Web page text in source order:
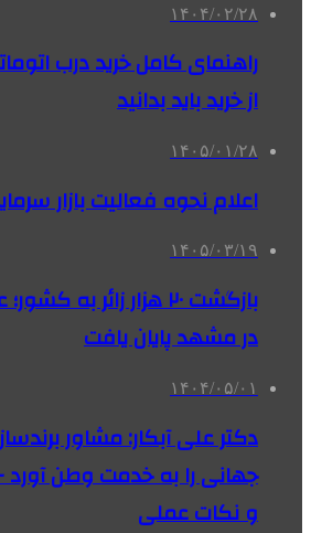
۱۴۰۴/۰۲/۲۸
راهنمای کامل خرید درب
از خرید باید بدانید
۱۴۰۵/۰۱/۲۸
اعلام نحوه فعالیت بازار
۱۴۰۵/۰۳/۱۹
بازگشت ۲۰ هزار زائر به
در مشهد پایان یافت
۱۴۰۴/۰۵/۰۱
دکتر علی آبکار: مشاور
جهانی را به خدمت وطن
و نکات عملی